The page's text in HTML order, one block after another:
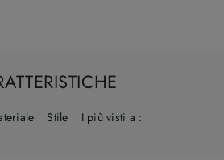
Stile I più visti a :